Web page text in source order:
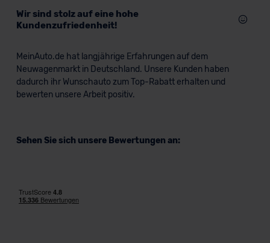
Wir sind stolz auf eine hohe
Kundenzufriedenheit!
MeinAuto.de hat langjährige Erfahrungen auf dem
Neuwagenmarkt in Deutschland. Unsere Kunden haben
dadurch ihr Wunschauto zum Top-Rabatt erhalten und
bewerten unsere Arbeit positiv.
Sehen Sie sich unsere Bewertungen an: